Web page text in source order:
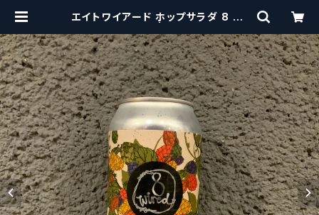
エイトワイアード ホップサラダ 8 Wi
sors